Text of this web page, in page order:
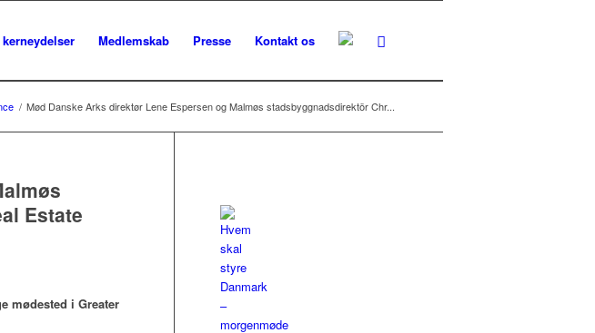
Medlemskab Presse Kontakt os
/ Mød Danske Arks direktør Lene Espersen og Malmøs stadsbyggnadsdirektör Chr...
Estate
mødested i Greater